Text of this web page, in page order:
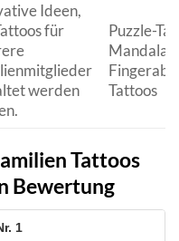
Ideen,
für
werden
Puzzle-
Mandalas,
Tattoos
Tattoos
Bewertung
1